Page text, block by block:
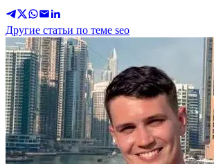
Другие статьи по теме seo